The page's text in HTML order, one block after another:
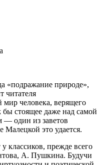
«подражание природе»,
читателя
человека, верящего
стоящее даже над самой
— один из заветов
это удается.
классиков, прежде всего
А. Пушкина. Будучи